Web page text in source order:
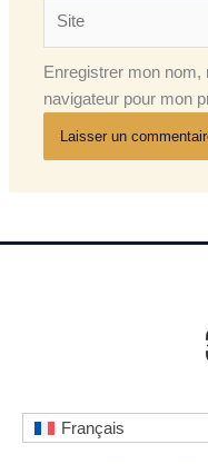
Enregistrer mon
navigateur pour mon
Français